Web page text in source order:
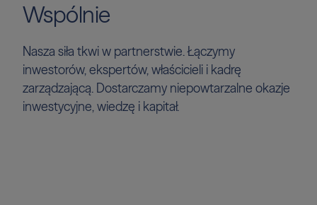
Wspólnie
Nasza siła tkwi w partnerstwie. Łączymy
inwestorów, ekspertów, właścicieli i kadrę
zarządzającą. Dostarczamy niepowtarzalne okazje
inwestycyjne, wiedzę i kapitał.